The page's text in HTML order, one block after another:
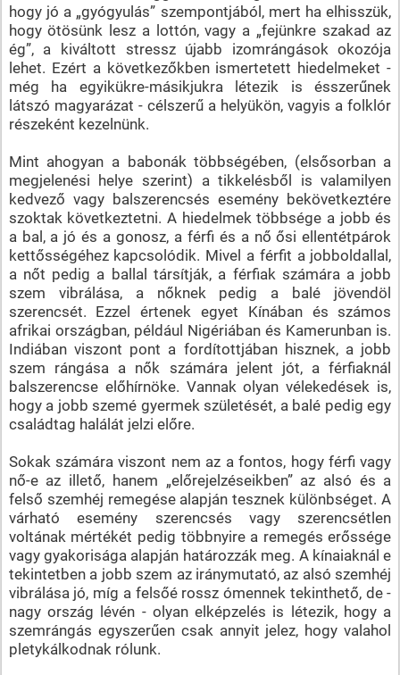
hogy jó a „gyógyulás” szempontjából, mert ha elhisszük,
hogy ötösünk lesz a lottón, vagy a „fejünkre szakad az
ég”, a kiváltott stressz újabb izomrángások okozója
lehet. Ezért a következőkben ismertetett hiedelmeket -
még ha egyikükre-másikjukra létezik is ésszerűnek
látszó magyarázat - célszerű a helyükön, vagyis a folklór
részeként kezelnünk.
Mint ahogyan a babonák többségében, (elsősorban a
megjelenési helye szerint) a tikkelésből is valamilyen
kedvező vagy balszerencsés esemény bekövetkeztére
szoktak következtetni. A hiedelmek többsége a jobb és
a bal, a jó és a gonosz, a férfi és a nő ősi ellentétpárok
kettősségéhez kapcsolódik. Mivel a férfit a jobboldallal,
a nőt pedig a ballal társítják, a férfiak számára a jobb
szem vibrálása, a nőknek pedig a balé jövendöl
szerencsét. Ezzel értenek egyet Kínában és számos
afrikai országban, például Nigériában és Kamerunban is.
Indiában viszont pont a fordítottjában hisznek, a jobb
szem rángása a nők számára jelent jót, a férfiaknál
balszerencse előhírnöke. Vannak olyan vélekedések is,
hogy a jobb szemé gyermek születését, a balé pedig egy
családtag halálát jelzi előre.
Sokak számára viszont nem az a fontos, hogy férfi vagy
nő-e az illető, hanem „előrejelzéseikben” az alsó és a
felső szemhéj remegése alapján tesznek különbséget. A
várható esemény szerencsés vagy szerencsétlen
voltának mértékét pedig többnyire a remegés erőssége
vagy gyakorisága alapján határozzák meg. A kínaiaknál e
tekintetben a jobb szem az iránymutató, az alsó szemhéj
vibrálása jó, míg a felsőé rossz ómennek tekinthető, de -
nagy ország lévén - olyan elképzelés is létezik, hogy a
szemrángás egyszerűen csak annyit jelez, hogy valahol
pletykálkodnak rólunk.